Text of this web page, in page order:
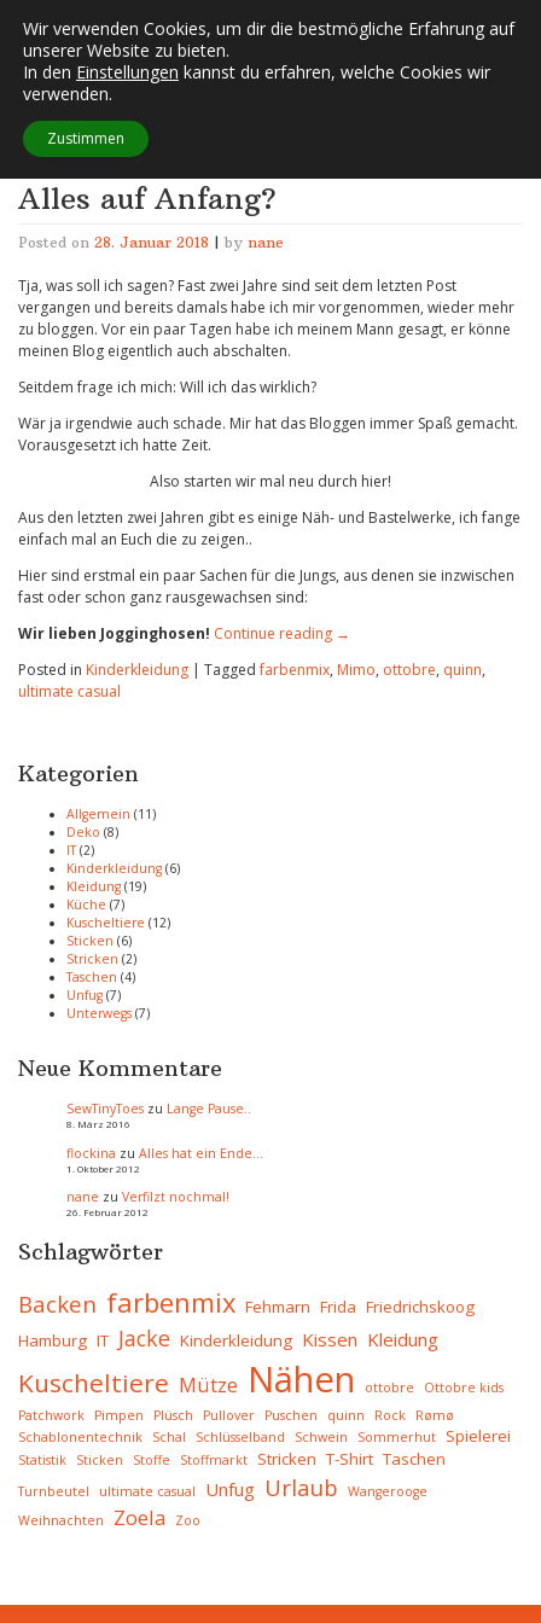
content
FUSSELECKE
Schlagwort:
Alles auf Anfang?
Posted on 28. Januar 2018 | by nane
Tja, was soll ich sagen? Fast zwei Jahre sind seit dem letzten Post
vergangen und bereits damals habe ich mir vorgenommen, wieder mehr
zu bloggen. Vor ein paar Tagen habe ich meinem Mann gesagt, er könne
meinen Blog eigentlich auch abschalten.
Seitdem frage ich mich: Will ich das wirklich?
Wär ja irgendwie auch schade. Mir hat das Bloggen immer Spaß gemacht.
Vorausgesetzt ich hatte Zeit.
Also starten wir mal neu durch hier!
Aus den letzten zwei Jahren gibt es einige Näh- und Bastelwerke, ich fange
einfach mal an Euch die zu zeigen..
Hier sind erstmal ein paar Sachen für die Jungs, aus denen sie inzwischen
fast oder schon ganz rausgewachsen sind:
Wir lieben Jogginghosen! Continue reading →
Posted in Kinderkleidung | Taggedfarbenmix, Mimo, ottobre, quinn,
ultimate casual
Kategorien
Allgemein (11)
Deko (8)
IT(2)
Kinderkleidung (6)
Kleidung (19)
Küche (7)
Kuscheltiere (12)
Sticken (6)
Stricken (2)
Taschen (4)
Unfug (7)
Unterwegs (7)
Neue Kommentare
SewTinyToes zu Lange Pause..
8. März 2016
flockina zu Alles hat ein Ende…
1. Oktober 2012
nane zu Verfilzt nochmal!
26. Februar 2012
Schlagwörter
Backen farbenmix Fehmarn Frida Friedrichskoog
Hamburg IT Jacke Kinderkleidung Kissen Kleidung
Kuscheltiere Mütze Nähen ottobre
Ottobre kids
Patchwork
Pimpen Plüsch Pullover Puschen quinn Rock
Rømø
Schablonentechnik
Schal Schlüsselband Schwein Sommerhut Spielerei
Statistik Sticken Stoffe Stoffmarkt Stricken T-Shirt Taschen
Turnbeutel ultimate casual Unfug Urlaub
Wangerooge
Weihnachten
Zoela Zoo
Wir verwenden Cookies, um dir die bestmögliche Erfahrung auf
unserer Website zu bieten.
In den Einstellungen kannst du erfahren, welche Cookies wir
verwenden.
Zustimmen